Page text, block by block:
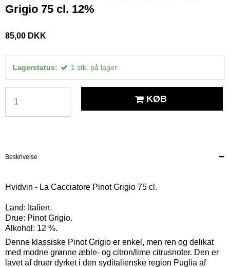
Grigio 75 cl. 12%
85,00 DKK
Lagerstatus: 1 stk. på lager
KØB
Beskrivelse
Hvidvin - La Cacciatore Pinot Grigio 75 cl.
Land: Italien.
Drue: Pinot Grigio.
Alkohol: 12 %.
Denne klassiske Pinot Grigio er enkel, men ren og delikat
med modne grønne æble- og citron/lime citrusnoter. Den er
lavet af druer dyrket i den syditalienske region Puglia af